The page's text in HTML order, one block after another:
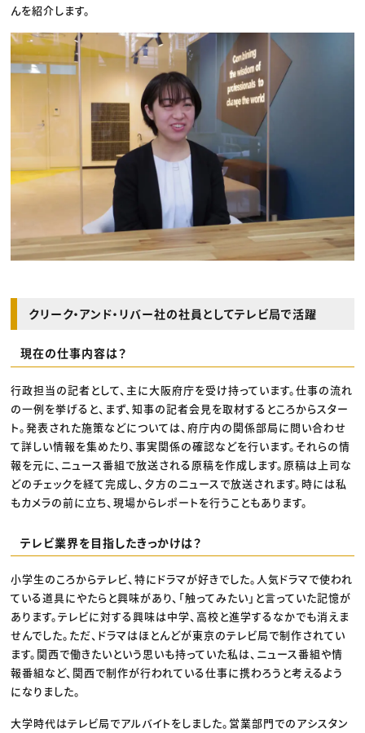
んを紹介します。
クリーク・アンド・リバー社の社員としてテレビ局で活躍
現在の仕事内容は？
行政担当の記者として、主に大阪府庁を受け持っています。仕事の流れ
の一例を挙げると、まず、知事の記者会見を取材するところからスター
ト。発表された施策などについては、府庁内の関係部局に問い合わせ
て詳しい情報を集めたり、事実関係の確認などを行います。それらの情
報を元に、ニュース番組で放送される原稿を作成します。原稿は上司な
どのチェックを経て完成し、夕方のニュースで放送されます。時には私
もカメラの前に立ち、現場からレポートを行うこともあります。
テレビ業界を目指したきっかけは？
小学生のころからテレビ、特にドラマが好きでした。人気ドラマで使われ
ている道具にやたらと興味があり、「触ってみたい」と言っていた記憶が
あります。テレビに対する興味は中学、高校と進学するなかでも消えま
せんでした。ただ、ドラマはほとんどが東京のテレビ局で制作されてい
ます。関西で働きたいという思いも持っていた私は、ニュース番組や情
報番組など、関西で制作が行われている仕事に携わろうと考えるよう
になりました。
大学時代はテレビ局でアルバイトをしました。営業部門でのアシスタン